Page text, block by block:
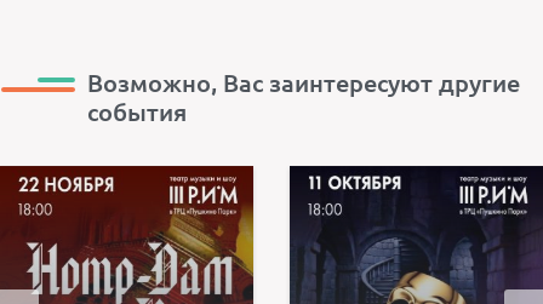
Возможно, Вас заинтересуют другие
события